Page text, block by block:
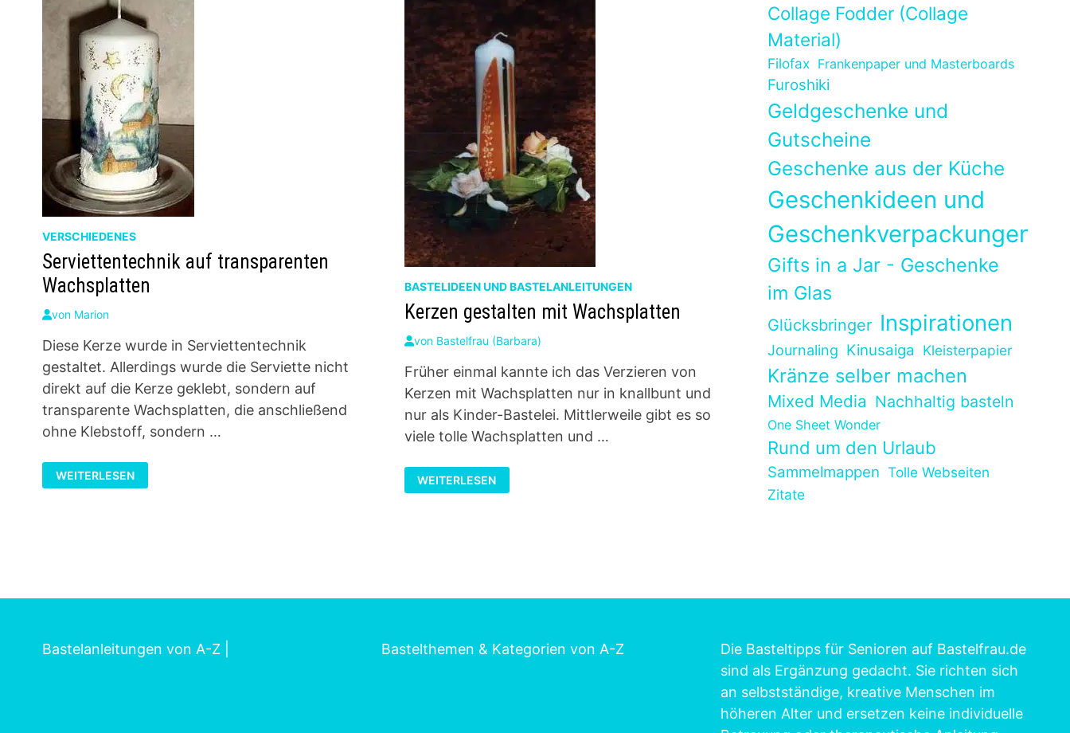
VERSCHIEDENES
Serviettentechnik auf transparenten
Wachsplatten
von Marion
Diese Kerze wurde in Serviettentechnik
gestaltet. Allerdings wurde die Serviette nicht
direkt auf die Kerze geklebt, sondern auf
transparente Wachsplatten, die anschließend
ohne Klebstoff, sondern …
SERVIETTENTECHNIK
AUF
TRANSPARENTEN
WEITERLESEN
BASTELIDEEN UND BASTELANLEITUNGEN
Kerzen gestalten mit Wachsplatten
von Bastelfrau (Barbara)
Früher einmal kannte ich das Verzieren von
Kerzen mit Wachsplatten nur in knallbunt und
nur als Kinder-Bastelei. Mittlerweile gibt es so
viele tolle Wachsplatten und …
KERZEN
GESTALTEN
MIT
WEITERLESEN
Collage Fodder (Collage
Material)
Filofax Frankenpaper und Masterboards
Furoshiki
Geldgeschenke und
Gutscheine
Geschenke aus der Küche
Geschenkideen und
Geschenkverpackungen
Gifts in a Jar - Geschenke
im Glas
Glücksbringer Inspirationen
Journaling Kinusaiga Kleisterpapier
Kränze selber machen
Mixed Media Nachhaltig basteln
One Sheet Wonder
Rund um den Urlaub
Sammelmappen Tolle Webseiten
Zitate
Bastelanleitungen von A-Z Bastelthemen & Kategorien von A-Z
Die Basteltipps für Senioren auf Bastelfrau.de
sind als Ergänzung gedacht. Sie richten sich
an selbstständige, kreative Menschen im
höheren Alter und ersetzen keine individuelle